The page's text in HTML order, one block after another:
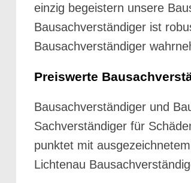
einzig begeistern unsere
Bausachverständiger ist
Bausachverständiger
Preiswerte
Bausachverständiger und
Sachverständiger für
punktet mit
Lichtenau